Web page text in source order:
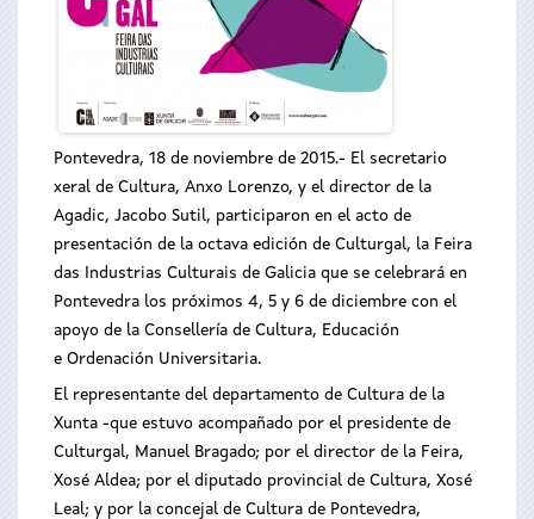
Pontevedra, 18 de noviembre de 2015.- El secretario
xeral de Cultura, Anxo Lorenzo, y el director de la
Agadic, Jacobo Sutil, participaron en el acto de
presentación de la octava edición de Culturgal, la Feira
das Industrias Culturais de Galicia que se celebrará en
Pontevedra los próximos 4, 5 y 6 de diciembre con el
apoyo de la Consellería de Cultura, Educación
e Ordenación Universitaria.
El representante del departamento de Cultura de la
Xunta -que estuvo acompañado por el presidente de
Culturgal, Manuel Bragado; por el director de la Feira,
Xosé Aldea; por el diputado provincial de Cultura, Xosé
Leal; y por la concejal de Cultura de Pontevedra,